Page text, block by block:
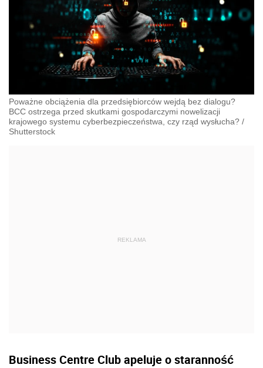
Poważne obciążenia dla przedsiębiorców wejdą bez dialogu?
BCC ostrzega przed skutkami gospodarczymi nowelizacji
krajowego systemu cyberbezpieczeństwa, czy rząd wysłucha? /
Shutterstock
Business Centre Club apeluje o staranność